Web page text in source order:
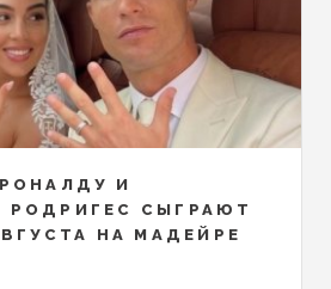
И
СЫГРАЮТ
НА МАДЕЙРЕ